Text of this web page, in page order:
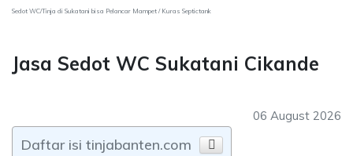
Sedot WC/Tinja di Sukatani bisa Pelancar Mampet / Kuras Septictank
Jasa Sedot WC Sukatani Cikande
06 August 2026
Daftar isi tinjabanten.com